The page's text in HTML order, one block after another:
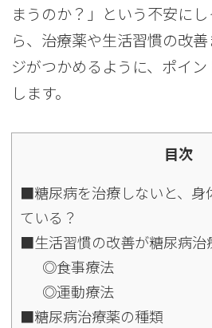
まうのか？」という不安に
ら、治療薬や生活習慣の改
ジがつかめるように、ポイ
します。
目次
■糖尿病を治療しないと、身
ている？
■生活習慣の改善が糖尿病治
◎食事療法
◎運動療法
■糖尿病治療薬の種類